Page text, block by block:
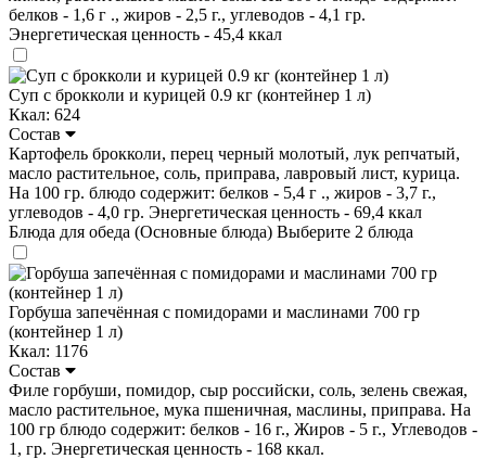
белков - 1,6 г ., жиров - 2,5 г., углеводов - 4,1 гр.
Энергетическая ценность - 45,4 ккал
Суп с брокколи и курицей 0.9 кг (контейнер 1 л)
Ккал: 624
Состав
Картофель брокколи, перец черный молотый, лук репчатый,
масло растительное, соль, приправа, лавровый лист, курица.
На 100 гр. блюдо содержит: белков - 5,4 г ., жиров - 3,7 г.,
углеводов - 4,0 гр. Энергетическая ценность - 69,4 ккал
Блюда для обеда (Основные блюда) Выберите 2 блюда
Горбуша запечённая с помидорами и маслинами 700 гр
(контейнер 1 л)
Ккал: 1176
Состав
Филе горбуши, помидор, сыр российски, соль, зелень свежая,
масло растительное, мука пшеничная, маслины, приправа. На
100 гр блюдо содержит: белков - 16 г., Жиров - 5 г., Углеводов -
1, гр. Энергетическая ценность - 168 ккал.